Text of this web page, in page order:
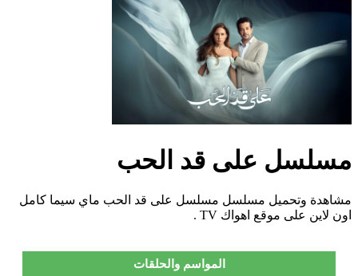
مسلسل على قد الحب
مشاهدة وتحميل مسلسل مسلسل على قد الحب ماي سيما كامل
اون لاين على موقع اهواك TV .
المواسم والحلقات